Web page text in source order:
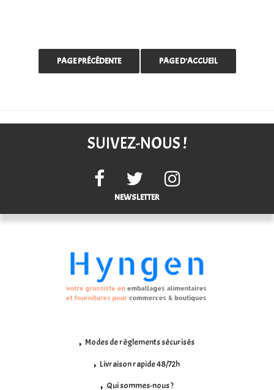
SUIVEZ-NOUS !
NEWSLETTER
Modes de règlements sécurisés
Livraison rapide 48/72h
Qui sommes-nous ?